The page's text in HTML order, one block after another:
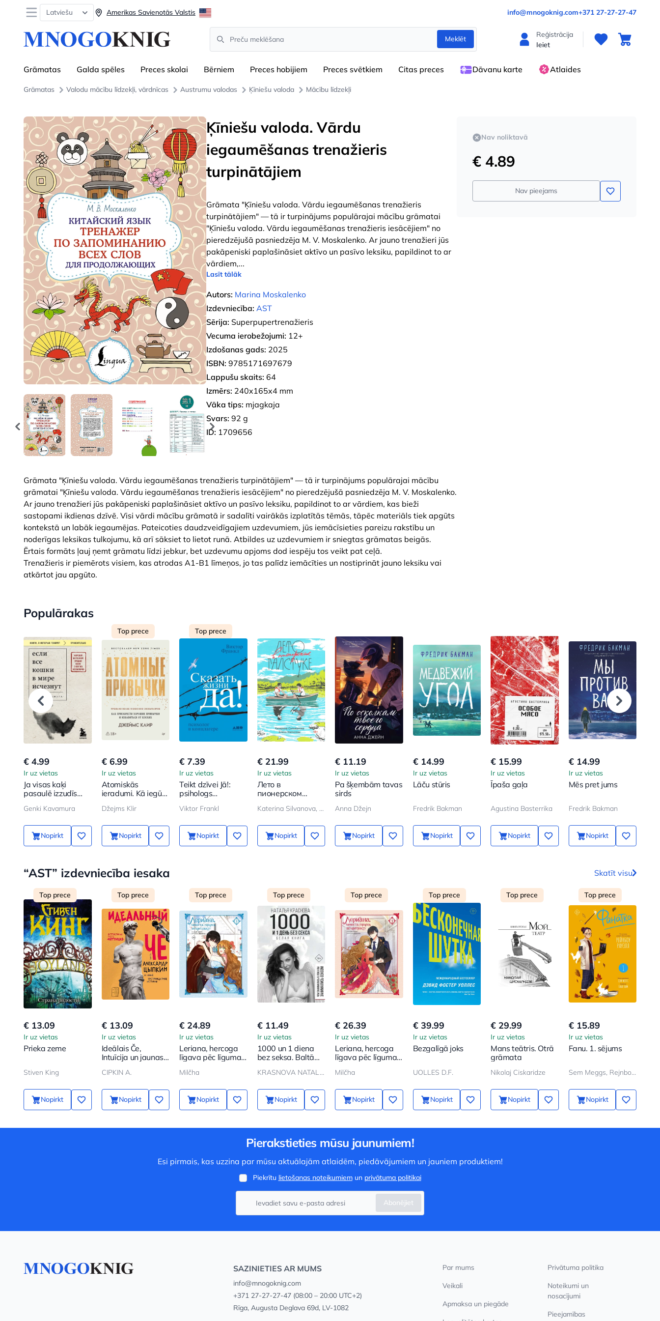
Open menu
Latviešu Amerikas Savienotās Valstis info@mnogoknig.com+371 27-27-27-47
Search
Meklēt
Reģistrācija
Ieiet
Grāmatas Galda spēles Preces skolai Bērniem Preces hobijiem Preces svētkiem Сitas preces Dāvanu karte Atlaides
Grāmatas Valodu mācību līdzekļi, vārdnīcas Austrumu valodas Ķīniešu valoda Mācību līdzekļi
Ķīniešu valoda. Vārdu
iegaumēšanas trenažieris
turpinātājiem
Grāmata "Ķīniešu valoda. Vārdu iegaumēšanas trenažieris
turpinātājiem" — tā ir turpinājums populārajai mācību grāmatai
"Ķīniešu valoda. Vārdu iegaumēšanas trenažieris iesācējiem" no
pieredzējušā pasniedzēja M. V. Moskalenko. Ar jauno trenažieri jūs
pakāpeniski paplašināsiet aktīvo un pasīvo leksiku, papildinot to ar
vārdiem,...
Lasīt tālāk
Autors: Marina Moskalenko
Izdevniecība: AST
Sērija: Superpupertrenažieris
Vecuma ierobežojumi: 12+
Izdošanas gads: 2025
ISBN: 9785171697679
Lappušu skaits: 64
Izmērs: 240x165x4 mm
Vāka tips: mjagkaja
Svars: 92 g
ID: 1709656
Grāmata "Ķīniešu valoda. Vārdu iegaumēšanas trenažieris turpinātājiem" — tā ir turpinājums populārajai mācību
grāmatai "Ķīniešu valoda. Vārdu iegaumēšanas trenažieris iesācējiem" no pieredzējušā pasniedzēja M. V. Moskalenko.
Ar jauno trenažieri jūs pakāpeniski paplašināsiet aktīvo un pasīvo leksiku, papildinot to ar vārdiem, kas bieži
sastopami ikdienas dzīvē. Visi vārdi mācību grāmatā ir sadalīti vairākās izplatītās tēmās, tāpēc materiāls tiek apgūts
kontekstā un labāk iegaumējas. Pateicoties daudzveidīgajiem uzdevumiem, jūs iemācīsieties pareizu rakstību un
noderīgas leksikas tulkojumu, kā arī sāksiet to lietot runā. Atbildes uz uzdevumiem ir sniegtas grāmatas beigās.
Ērtais formāts ļauj ņemt grāmatu līdzi jebkur, bet uzdevumu apjoms dod iespēju tos veikt pat ceļā.
Trenažieris ir piemērots visiem, kas atrodas A1-B1 līmeņos, jo tas palīdz iemācīties un nostiprināt jauno leksiku vai
atkārtot jau apgūto.
Nav noliktavā
€ 4.89
Nav pieejams
Populārakas
€ 4.99
Ir uz vietas
Ja visas kaķi
pasaulē izzudīs
Genki Kavamura
Nopirkt
Top prece
€ 6.99
Ir uz vietas
Atomiskās
ieradumi. Kā iegūt
un atbrīvoties no
Džejms Klir
Nopirkt
Top prece
€ 7.39
Ir uz vietas
Teikt dzīvei Jā!:
psihologs
nometnē
Viktor Frankl
Nopirkt
€ 21.99
Ir uz vietas
Лето в
пионерском
Katerina Silvanova, Elena Malisova
Nopirkt
€ 11.19
Ir uz vietas
Pa šķembām tavas
sirds
Anna Džejn
Nopirkt
€ 14.99
Ir uz vietas
Lāču stūris
Fredrik Bakman
Nopirkt
€ 15.99
Ir uz vietas
Īpaša gaļa
Agustina Basterrika
Nopirkt
€ 14.99
Ir uz vietas
Mēs pret jums
Fredrik Bakman
Nopirkt
“AST” izdevniecība iesaka Skatīt visu
Top prece
€ 13.09
Ir uz vietas
Prieka zeme
Stiven King
Nopirkt
Top prece
€ 13.09
Ir uz vietas
Ideālais Če,
Intuīcija un jaunas
stāsti
CIPKIN A.
Nopirkt
Top prece
€ 24.89
Ir uz vietas
Leriana, hercoga
līgava pēc līguma.
Milčha
Nopirkt
Top prece
€ 11.49
Ir uz vietas
1000 un 1 diena
bez seksa. Baltā
nodarbojos, kamēr
ar seksu
KRASNOVA NATALJa
Nopirkt
Top prece
€ 26.39
Ir uz vietas
Leriana, hercoga
līgava pēc līguma.
Milčha
Nopirkt
Top prece
€ 39.99
Ir uz vietas
Bezgalīgā joks
UOLLES D.F.
Nopirkt
Top prece
€ 29.99
Ir uz vietas
Mans teātris. Otrā
grāmata
Nikolaj Ciskaridze
Nopirkt
Top prece
€ 15.89
Ir uz vietas
Fanu. 1. sējums
Sem Meggs, Rejnbou Rauell
Nopirkt
Pierakstieties mūsu jaunumiem!
Esi pirmais, kas uzzina par mūsu aktuālajām atlaidēm, piedāvājumiem un jauniem produktiem!
Piekrītu lietošanas noteikumiemun privātuma politikai
Abonējiet
SAZINIETIES AR MUMS
info@mnogoknig.com
+371 27-27-27-47(08:00 – 20:00 UTC+2)
Rīga, Augusta Deglava 69d, LV-1082
Par mums
Veikali
Apmaksa un piegāde
Privātuma politika
Noteikumi un
nosacījumi
Pieejamības